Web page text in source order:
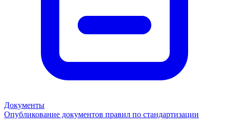
Документы
Опубликование документов правил по стандартизации